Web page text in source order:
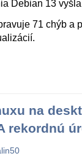
Debian 13
71 chýb a
na
rekordnú